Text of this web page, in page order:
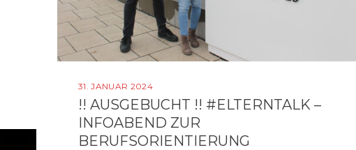
31. JANUAR 2024
!! AUSGEBUCHT !! #ELTERNTALK –
INFOABEND ZUR
BERUFSORIENTIERUNG